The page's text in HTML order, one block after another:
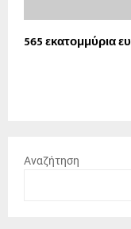
565 εκατομμύρια
Αναζήτηση